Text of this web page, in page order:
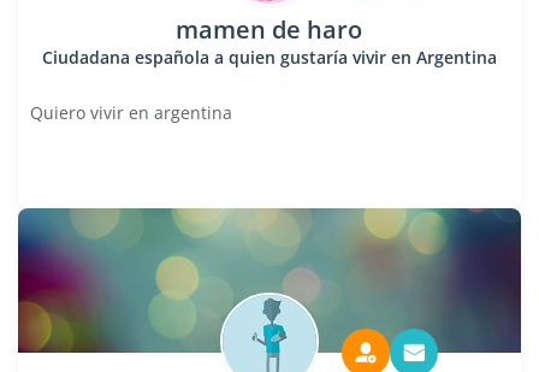
mamen de haro
Ciudadana española a quien gustaría vivir en Argentina
Quiero vivir en argentina